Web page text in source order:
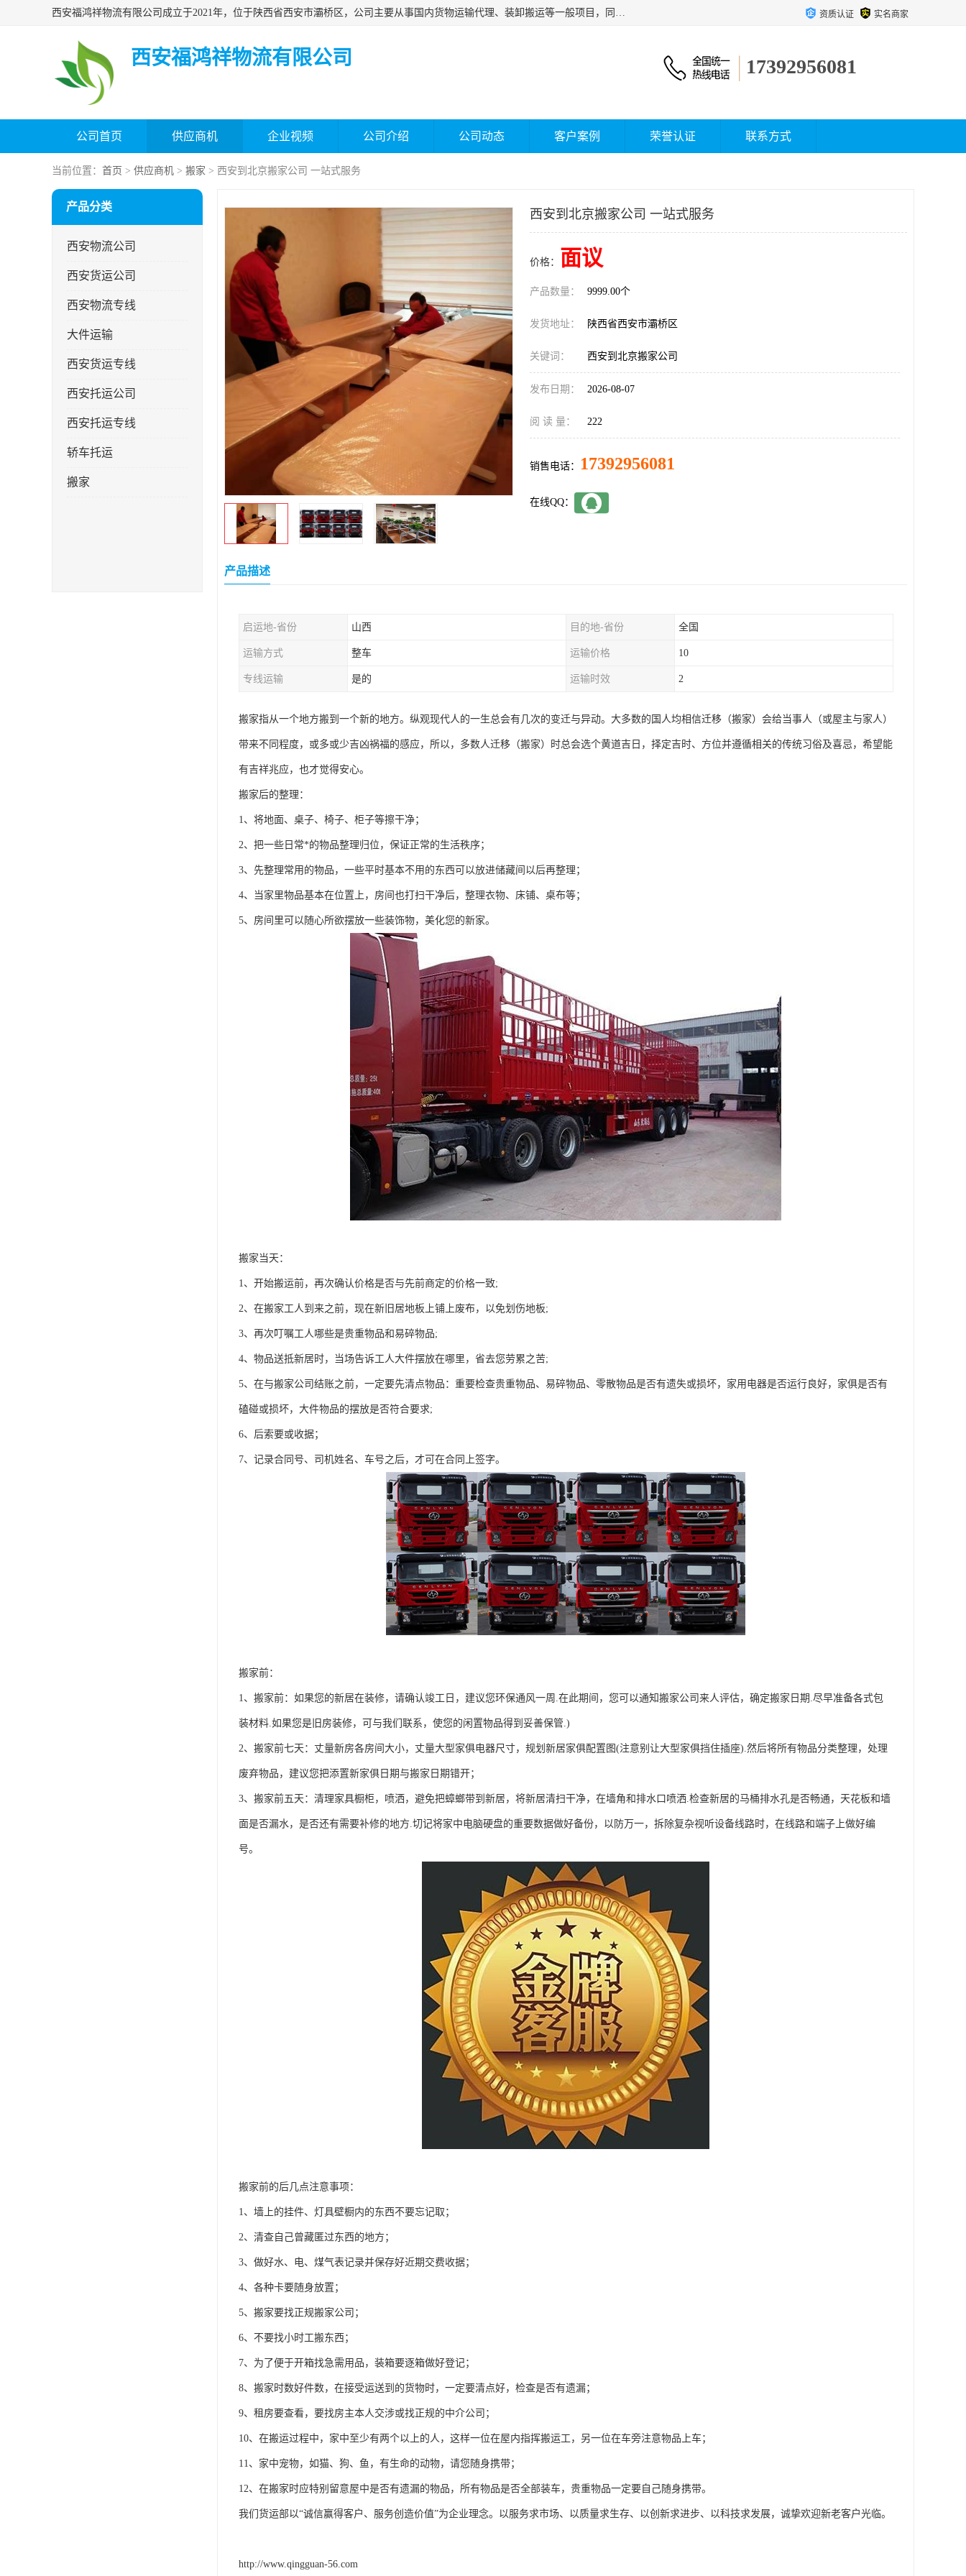
西安福鸿祥物流有限公司成立于2021年，位于陕西省西安市灞桥区，公司主要从事国内货物运输代理、装卸搬运等一般项目，同时具备道路货物运输（不含危险货物）的许可资质。凭借专业的物流服务和*的运输能力，公司致力于为客户提供安全、可靠的物流解决方案，满足多样化的运输需求，助力企业*运营。 资质认证 实名商家
西安福鸿祥物流有限公司 17392956081
公司首页 供应商机 企业视频 公司介绍 公司动态 客户案例 荣誉认证 联系方式
当前位置： 首页 > 供应商机 > 搬家 > 西安到北京搬家公司 一站式服务
产品分类
西安物流公司
西安货运公司
西安物流专线
大件运输
西安货运专线
西安托运公司
西安托运专线
轿车托运
搬家
西安到北京搬家公司 一站式服务
价格： 面议
产品数量： 9999.00个
发货地址： 陕西省西安市灞桥区
关键词： 西安到北京搬家公司
发布日期： 2026-08-07
阅 读 量： 222
销售电话： 17392956081
在线QQ：
产品描述
启运地-省份 山西 目的地-省份 全国
运输方式 整车 运输价格 10
专线运输 是的 运输时效 2
搬家指从一个地方搬到一个新的地方。纵观现代人的一生总会有几次的变迁与异动。大多数的国人均相信迁移（搬家）会给当事人（或屋主与家人）
带来不同程度，或多或少吉凶祸福的感应，所以，多数人迁移（搬家）时总会选个黄道吉日，择定吉时、方位并遵循相关的传统习俗及喜忌，希望能
有吉祥兆应，也才觉得安心。
搬家后的整理：
1、将地面、桌子、椅子、柜子等擦干净；
2、把一些日常*的物品整理归位，保证正常的生活秩序；
3、先整理常用的物品，一些平时基本不用的东西可以放进储藏间以后再整理；
4、当家里物品基本在位置上，房间也打扫干净后，整理衣物、床铺、桌布等；
5、房间里可以随心所欲摆放一些装饰物，美化您的新家。
搬家当天：
1、开始搬运前，再次确认价格是否与先前商定的价格一致;
2、在搬家工人到来之前，现在新旧居地板上铺上废布，以免划伤地板;
3、再次叮嘱工人哪些是贵重物品和易碎物品;
4、物品送抵新居时，当场告诉工人大件摆放在哪里，省去您劳累之苦;
5、在与搬家公司结账之前，一定要先清点物品：重要检查贵重物品、易碎物品、零散物品是否有遗失或损坏，家用电器是否运行良好，家俱是否有
磕碰或损坏，大件物品的摆放是否符合要求;
6、后索要或收据；
7、记录合同号、司机姓名、车号之后，才可在合同上签字。
搬家前：
1、搬家前：如果您的新居在装修，请确认竣工日，建议您环保通风一周.在此期间，您可以通知搬家公司来人评估，确定搬家日期.尽早准备各式包
装材料.如果您是旧房装修，可与我们联系，使您的闲置物品得到妥善保管.)
2、搬家前七天：丈量新房各房间大小，丈量大型家俱电器尺寸，规划新居家俱配置图(注意别让大型家俱挡住插座).然后将所有物品分类整理，处理
废弃物品，建议您把添置新家俱日期与搬家日期错开；
3、搬家前五天：清理家具橱柜，喷洒，避免把蟑螂带到新居，将新居清扫干净，在墙角和排水口喷洒.检查新居的马桶排水孔是否畅通，天花板和墙
面是否漏水，是否还有需要补修的地方.切记将家中电脑硬盘的重要数据做好备份，以防万一，拆除复杂视听设备线路时，在线路和端子上做好编
号。
搬家前的后几点注意事项：
1、墙上的挂件、灯具壁橱内的东西不要忘记取；
2、清查自己曾藏匿过东西的地方；
3、做好水、电、煤气表记录并保存好近期交费收据；
4、各种卡要随身放置；
5、搬家要找正规搬家公司；
6、不要找小时工搬东西；
7、为了便于开箱找急需用品，装箱要逐箱做好登记；
8、搬家时数好件数，在接受运送到的货物时，一定要清点好，检查是否有遗漏；
9、租房要查看，要找房主本人交涉或找正规的中介公司；
10、在搬运过程中，家中至少有两个以上的人，这样一位在屋内指挥搬运工，另一位在车旁注意物品上车；
11、家中宠物，如猫、狗、鱼，有生命的动物，请您随身携带；
12、在搬家时应特别留意屋中是否有遗漏的物品，所有物品是否全部装车，贵重物品一定要自己随身携带。
我们货运部以“诚信赢得客户、服务创造价值”为企业理念。以服务求市场、以质量求生存、以创新求进步、以科技求发展，诚挚欢迎新老客户光临。
http://www.qingguan-56.com